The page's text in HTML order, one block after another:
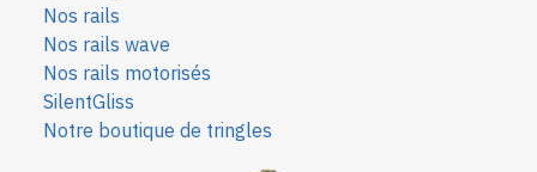
Nos rails
Nos rails wave
Nos rails motorisés
SilentGliss
Notre boutique de tringles